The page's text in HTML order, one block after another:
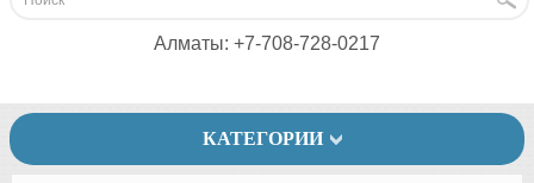
Алматы: +7-708-728-0217
КАТЕГОРИИ